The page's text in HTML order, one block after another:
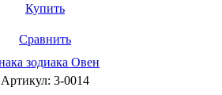
Купить
Сравнить
Артикул: 3-0014